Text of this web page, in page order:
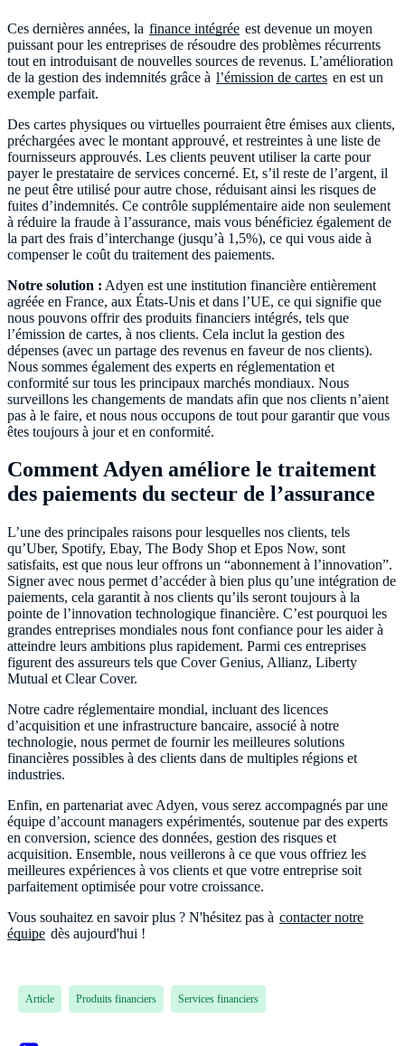
Ces dernières années, la finance intégrée est devenue un moyen
puissant pour les entreprises de résoudre des problèmes récurrents
tout en introduisant de nouvelles sources de revenus. L’amélioration
de la gestion des indemnités grâce à l’émission de cartes en est un
exemple parfait.
Des cartes physiques ou virtuelles pourraient être émises aux clients,
préchargées avec le montant approuvé, et restreintes à une liste de
fournisseurs approuvés. Les clients peuvent utiliser la carte pour
payer le prestataire de services concerné. Et, s’il reste de l’argent, il
ne peut être utilisé pour autre chose, réduisant ainsi les risques de
fuites d’indemnités. Ce contrôle supplémentaire aide non seulement
à réduire la fraude à l’assurance, mais vous bénéficiez également de
la part des frais d’interchange (jusqu’à 1,5%), ce qui vous aide à
compenser le coût du traitement des paiements.
Notre solution : Adyen est une institution financière entièrement
agréée en France, aux États-Unis et dans l’UE, ce qui signifie que
nous pouvons offrir des produits financiers intégrés, tels que
l’émission de cartes, à nos clients. Cela inclut la gestion des
dépenses (avec un partage des revenus en faveur de nos clients).
Nous sommes également des experts en réglementation et
conformité sur tous les principaux marchés mondiaux. Nous
surveillons les changements de mandats afin que nos clients n’aient
pas à le faire, et nous nous occupons de tout pour garantir que vous
êtes toujours à jour et en conformité.
Comment Adyen améliore le traitement
des paiements du secteur de l’assurance
L’une des principales raisons pour lesquelles nos clients, tels
qu’Uber, Spotify, Ebay, The Body Shop et Epos Now, sont
satisfaits, est que nous leur offrons un “abonnement à l’innovation”.
Signer avec nous permet d’accéder à bien plus qu’une intégration de
paiements, cela garantit à nos clients qu’ils seront toujours à la
pointe de l’innovation technologique financière. C’est pourquoi les
grandes entreprises mondiales nous font confiance pour les aider à
atteindre leurs ambitions plus rapidement. Parmi ces entreprises
figurent des assureurs tels que Cover Genius, Allianz, Liberty
Mutual et Clear Cover.
Notre cadre réglementaire mondial, incluant des licences
d’acquisition et une infrastructure bancaire, associé à notre
technologie, nous permet de fournir les meilleures solutions
financières possibles à des clients dans de multiples régions et
industries.
Enfin, en partenariat avec Adyen, vous serez accompagnés par une
équipe d’account managers expérimentés, soutenue par des experts
en conversion, science des données, gestion des risques et
acquisition. Ensemble, nous veillerons à ce que vous offriez les
meilleures expériences à vos clients et que votre entreprise soit
parfaitement optimisée pour votre croissance.
Vous souhaitez en savoir plus ? N'hésitez pas à contacter notre
équipe dès aujourd'hui !
Article Produits financiers Services financiers